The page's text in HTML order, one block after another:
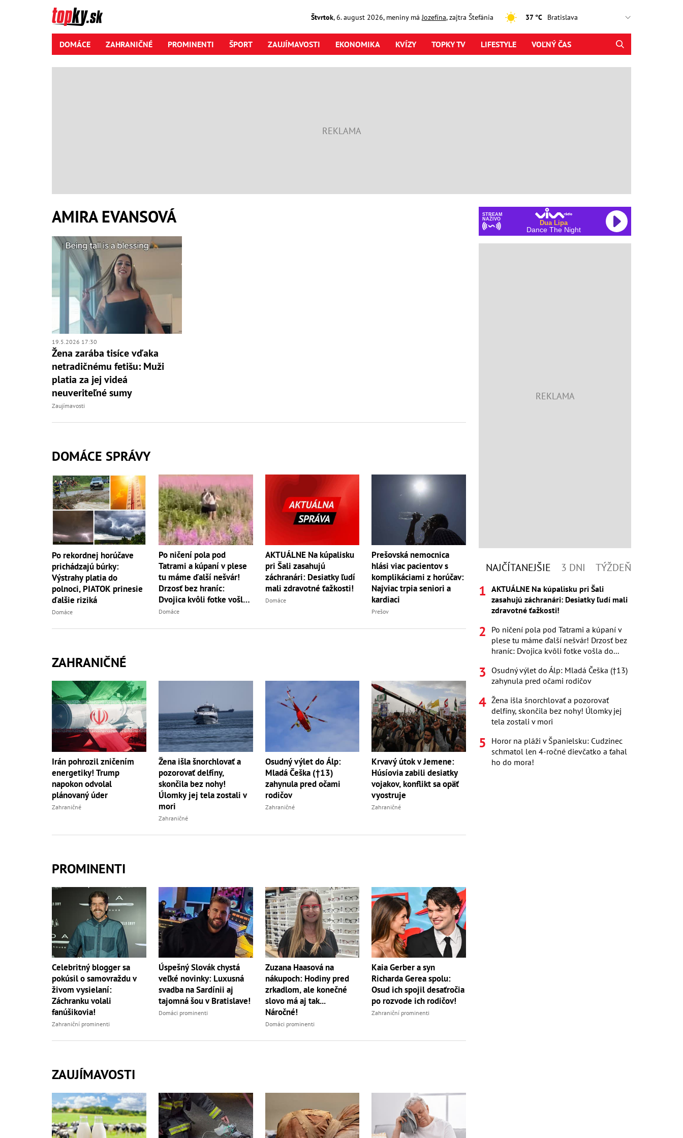
Štvrtok,6. august2026, meniny má Jozefína, zajtra Štefánia 37 °C
DOMÁCE ZAHRANIČNÉ PROMINENTI ŠPORT ZAUJÍMAVOSTI EKONOMIKA KVÍZY TOPKY TV LIFESTYLE VOĽNÝ ČAS
AMIRA EVANSOVÁ
19.5.2026 17:30
Žena zarába tisíce vďaka
netradičnému fetišu: Muži
platia za jej videá
neuveriteľné sumy
Zaujímavosti
DOMÁCE SPRÁVY
Po rekordnej horúčave
prichádzajú búrky:
Výstrahy platia do
polnoci, PIATOK prinesie
ďalšie riziká
Domáce
Po ničení pola pod
Tatrami a kúpaní v plese
tu máme ďalší nešvár!
Drzosť bez hraníc:
Dvojica kvôli fotke vošla
do...
Domáce
AKTUÁLNE Na kúpalisku
pri Šali zasahujú
záchranári: Desiatky ľudí
mali zdravotné ťažkosti!
Domáce
Prešovská nemocnica
hlási viac pacientov s
komplikáciami z horúčav:
Najviac trpia seniori a
kardiaci
Prešov
ZAHRANIČNÉ
Irán pohrozil zničením
energetiky! Trump
napokon odvolal
plánovaný úder
Zahraničné
Žena išla šnorchlovať a
pozorovať delfíny,
skončila bez nohy!
Úlomky jej tela zostali v
mori
Zahraničné
Osudný výlet do Álp:
Mladá Češka (†13)
zahynula pred očami
rodičov
Zahraničné
Krvavý útok v Jemene:
Húsíovia zabili desiatky
vojakov, konflikt sa opäť
vyostruje
Zahraničné
PROMINENTI
Celebritný blogger sa
pokúsil o samovraždu v
živom vysielaní:
Záchranku volali
fanúšikovia!
Zahraniční prominenti
Úspešný Slovák chystá
veľké novinky: Luxusná
svadba na Sardínii aj
tajomná šou v Bratislave!
Domáci prominenti
Zuzana Haasová na
nákupoch: Hodiny pred
zrkadlom, ale konečné
slovo má aj tak...
Náročné!
Domáci prominenti
Kaia Gerber a syn
Richarda Gerea spolu:
Osud ich spojil desaťročia
po rozvode ich rodičov!
Zahraniční prominenti
ZAUJÍMAVOSTI
STREAM
NAŽIVO
Dua Lipa
Dance The Night
NAJČÍTANEJŠIE 3 DNI TÝŽDEŇ
AKTUÁLNE Na kúpalisku pri Šali
zasahujú záchranári: Desiatky ľudí mali
zdravotné ťažkosti!
Po ničení pola pod Tatrami a kúpaní v
plese tu máme ďalší nešvár! Drzosť bez
hraníc: Dvojica kvôli fotke vošla do...
Osudný výlet do Álp: Mladá Češka (†13)
zahynula pred očami rodičov
Žena išla šnorchlovať a pozorovať
delfíny, skončila bez nohy! Úlomky jej
tela zostali v mori
Horor na pláži v Španielsku: Cudzinec
schmatol len 4-ročné dievčatko a ťahal
ho do mora!